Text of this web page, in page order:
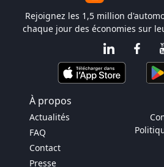
Rejoignez les 1,5 million
chaque jour des économies sur
À propos
Actualités
FAQ
Contact
Presse